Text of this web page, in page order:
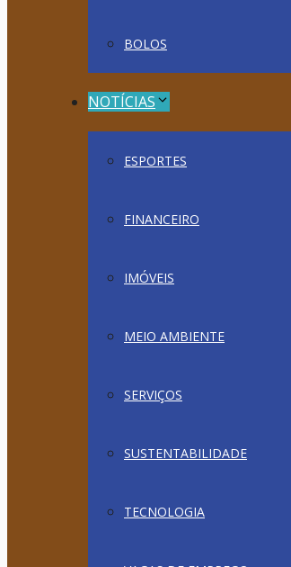
BOLOS
NOTÍCIAS
ESPORTES
FINANCEIRO
IMÓVEIS
MEIO AMBIENTE
SERVIÇOS
SUSTENTABILIDADE
TECNOLOGIA